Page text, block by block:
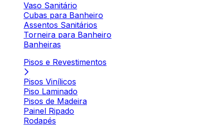
Vaso Sanitário
Cubas para Banheiro
Assentos Sanitários
Torneira para Banheiro
Banheiras
Pisos e Revestimentos
Pisos Vinílicos
Piso Laminado
Pisos de Madeira
Painel Ripado
Rodapés